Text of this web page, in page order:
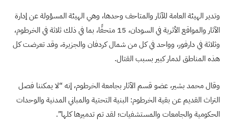
وتدير الهيئة العامة للآثار والمتاحفوحدها، وهي الهيئة المسؤولة عن إدارة
الآثار والمواقع الأثرية في السودان، 15 متحفًا، بما في ذلك ثلاثة في الخرطوم،
وثلاثة في دارفور، وواحد في كل من شمال كردفان والجزيرة، وقد تعرضت كل
هذه المناطق لدمار كبير بسبب القتال.
وقال محمد بشير، عضو قسم الآثار بجامعة الخرطوم، إنه “لا يمكننا فصل
التراث القديم عن بقية الخرطوم: البنية التحتية والمباني المدنية والوحدات
الحكومية والجامعات والمستشفيات؛ لقد تم تدميرها كلها”.